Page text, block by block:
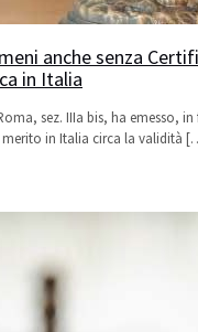
anche senza
in Italia
sez. IIIa bis, ha emesso,
in Italia circa la validità